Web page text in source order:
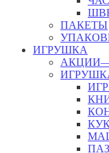
ПАКЕТЫ
ИГРУШКА